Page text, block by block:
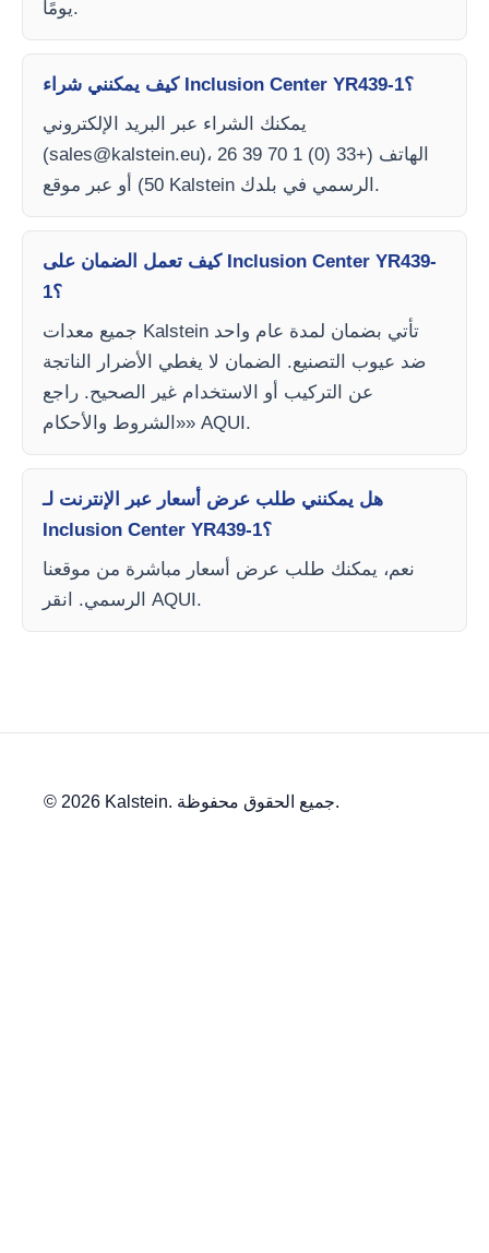
يومًا.
كيف يمكنني شراء Inclusion Center YR439-1؟
يمكنك الشراء عبر البريد الإلكتروني
(sales@kalstein.eu)، الهاتف (+33 (0) 1 70 39 26
50) أو عبر موقع Kalstein الرسمي في بلدك.
كيف تعمل الضمان على Inclusion Center YR439-
1؟
جميع معدات Kalstein تأتي بضمان لمدة عام واحد
ضد عيوب التصنيع. الضمان لا يغطي الأضرار الناتجة
عن التركيب أو الاستخدام غير الصحيح. راجع
«الشروط والأحكام» AQUI.
هل يمكنني طلب عرض أسعار عبر الإنترنت لـ
Inclusion Center YR439-1؟
نعم، يمكنك طلب عرض أسعار مباشرة من موقعنا
الرسمي. انقر AQUI.
© 2026 Kalstein. جميع الحقوق محفوظة.